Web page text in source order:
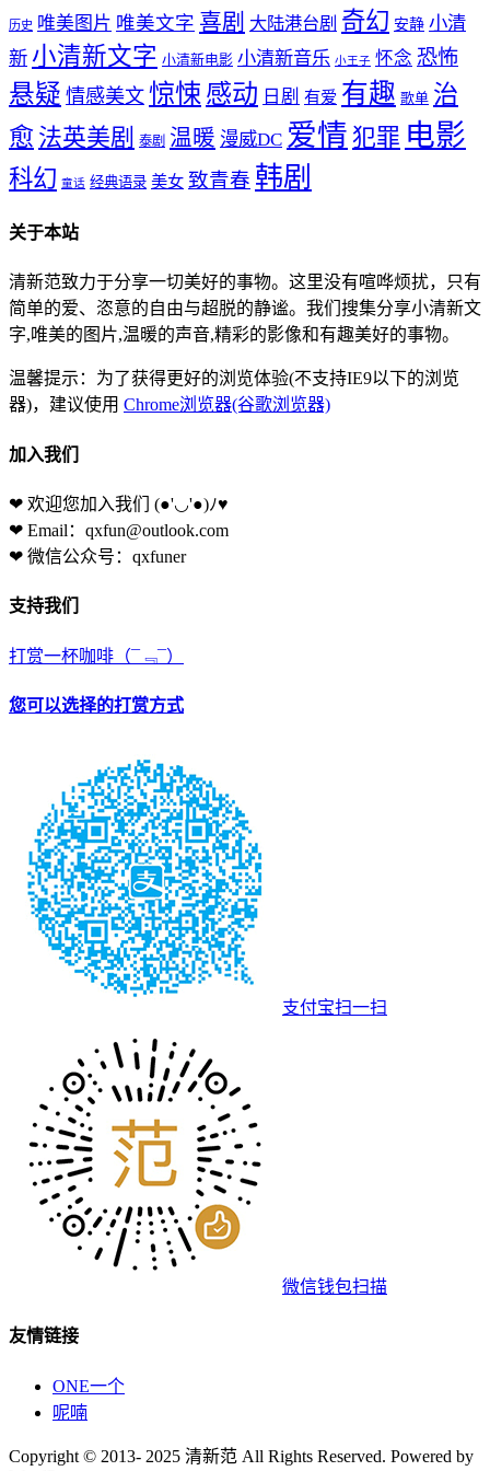
历史 唯美图片 唯美文字 喜剧 大陆港台剧 奇幻 安静 小清
新 小清新文字 小清新电影 小清新音乐 小王子 怀念 恐怖
悬疑 情感美文 惊悚 感动 日剧 有爱 有趣 歌单 治
愈 法英美剧 泰剧 温暖 漫威DC 爱情 犯罪 电影
科幻 童话 经典语录 美女 致青春 韩剧
关于本站
清新范致力于分享一切美好的事物。这里没有喧哗烦扰，只有
简单的爱、恣意的自由与超脱的静谧。我们搜集分享小清新文
字,唯美的图片,温暖的声音,精彩的影像和有趣美好的事物。
温馨提示：为了获得更好的浏览体验(不支持IE9以下的浏览
器)，建议使用 Chrome浏览器(谷歌浏览器)
加入我们
❤ 欢迎您加入我们 (●'◡'●)ﾉ♥
❤ Email：qxfun@outlook.com
❤ 微信公众号：qxfuner
支持我们
打赏一杯咖啡 （¯﹃¯）
您可以选择的打赏方式
支付宝扫一扫
微信钱包扫描
友情链接
ONE一个
呢喃
Copyright © 2013- 2025 清新范 All Rights Reserved. Powered by